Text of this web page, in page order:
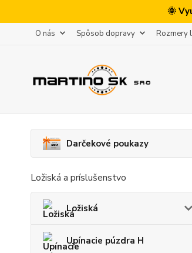
🌞
O nás Spôsob dopravy Rozmery
Darčekové poukazy
Ložiská a príslušenstvo
Ložiská
Upínacie púzdra H